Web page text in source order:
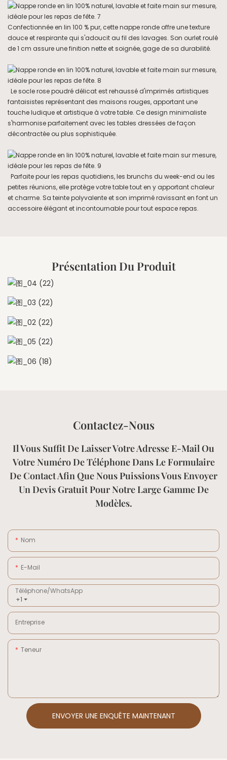
Confectionnée en lin 100 % pur, cette nappe ronde offre une texture
douce et respirante qui s'adoucit au fil des lavages. Son ourlet roulé
de 1 cm assure une finition nette et soignée, gage de sa durabilité.
Le socle rose poudré délicat est rehaussé d'imprimés artistiques
fantaisistes représentant des maisons rouges, apportant une
touche ludique et artistique à votre table. Ce design minimaliste
s'harmonise parfaitement avec les tables dressées de façon
décontractée ou plus sophistiquée.
Parfaite pour les repas quotidiens, les brunchs du week-end ou les
petites réunions, elle protège votre table tout en y apportant chaleur
et charme. Sa teinte polyvalente et son imprimé ravissant en font un
accessoire élégant et incontournable pour tout espace repas.
Présentation Du Produit
Contactez-Nous
Il Vous Suffit De Laisser Votre Adresse E-Mail Ou
Votre Numéro De Téléphone Dans Le Formulaire
De Contact Afin Que Nous Puissions Vous Envoyer
Un Devis Gratuit Pour Notre Large Gamme De
Modèles.
Nom
E-Mail
+1
Téléphone/WhatsApp
Entreprise
Teneur
ENVOYER UNE ENQUÊTE MAINTENANT